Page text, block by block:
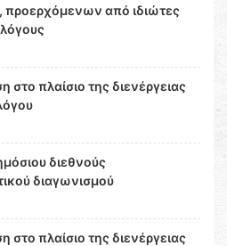
προερχόμενων από ιδιώτες
πλαίσιο της διενέργειας
διεθνούς
διαγωνισμού
πλαίσιο της διενέργειας